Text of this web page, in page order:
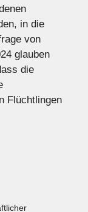
in die
von
glauben
die
Flüchtlingen